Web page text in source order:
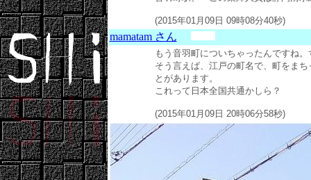
(2015年01月09日 09時08分40秒)
mamatam さん
もう音羽町についちゃったんですね
そう言えば、江戸の町名で、町をま
とがあります。
これって日本全国共通かしら？
(2015年01月09日 20時06分58秒)